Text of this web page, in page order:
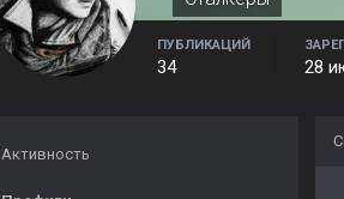
ПУБЛИКАЦИЙ
34 28
Активность